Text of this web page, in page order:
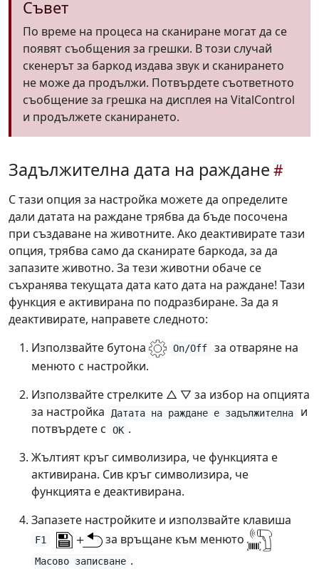
Съвет
По време на процеса на сканиране могат да се
появят съобщения за грешки. В този случай
скенерът за баркод издава звук и сканирането
не може да продължи. Потвърдете съответното
съобщение за грешка на дисплея на VitalControl
и продължете сканирането.
Задължителна дата на раждане
С тази опция за настройка можете да определите
дали датата на раждане трябва да бъде посочена
при създаване на животните. Ако деактивирате тази
опция, трябва само да сканирате баркода, за да
запазите животно. За тези животни обаче се
съхранява текущата дата като дата на раждане! Тази
функция е активирана по подразбиране. За да я
деактивирате, направете следното:
Използвайте бутона
On/Off
за отваряне на
менюто с настройки.
Използвайте стрелките △ ▽ за избор на опцията
за настройка
Датата на раждане е задължителна
и
потвърдете с
OK .
Жълтият кръг символизира, че функцията е
активирана. Сив кръг символизира, че
функцията е деактивирана.
Запазете настройките и използвайте клавиша
F1 за връщане към менюто
Масово записване .